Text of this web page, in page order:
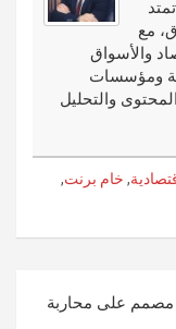
k
مع
والأسواق
ومؤسسات
والتحليل
, خام برنت,
مصمم على محاربة